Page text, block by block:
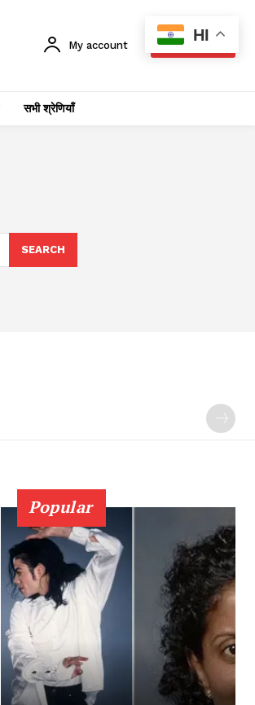
My account SUBSCRIBE
सभी श्रेणियाँ
SEARCH
Popular
HI